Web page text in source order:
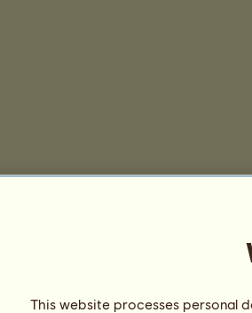
This website processes personal